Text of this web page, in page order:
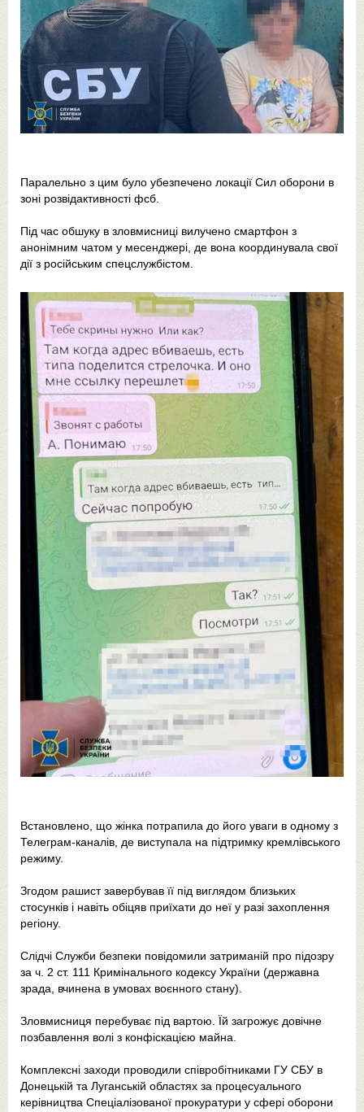
Паралельно з цим було убезпечено локації Сил оборони в
зоні розвідактивності фсб.
Під час обшуку в зловмисниці вилучено смартфон з
анонімним чатом у месенджері, де вона координувала свої
дії з російським спецслужбістом.
Встановлено, що жінка потрапила до його уваги в одному з
Телеграм-каналів, де виступала на підтримку кремлівського
режиму.
Згодом рашист завербував її під виглядом близьких
стосунків і навіть обіцяв приїхати до неї у разі захоплення
регіону.
Слідчі Служби безпеки повідомили затриманій про підозру
за ч. 2 ст. 111 Кримінального кодексу України (державна
зрада, вчинена в умовах воєнного стану).
Зловмисниця перебуває під вартою. Їй загрожує довічне
позбавлення волі з конфіскацією майна.
Комплексні заходи проводили співробітниками ГУ СБУ в
Донецькій та Луганській областях за процесуального
керівництва Спеціалізованої прокуратури у сфері оборони